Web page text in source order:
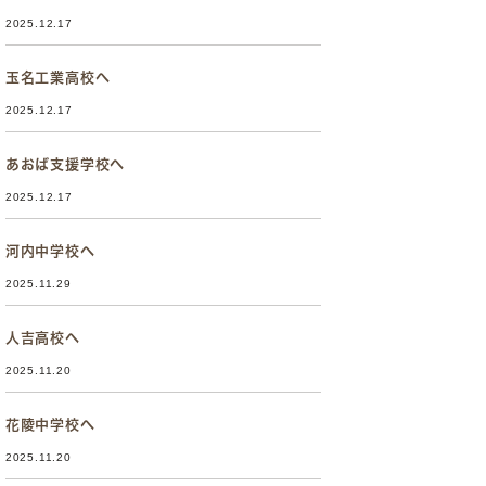
2025.12.17
玉名工業高校へ
2025.12.17
あおば支援学校へ
2025.12.17
河内中学校へ
2025.11.29
人吉高校へ
2025.11.20
花陵中学校へ
2025.11.20